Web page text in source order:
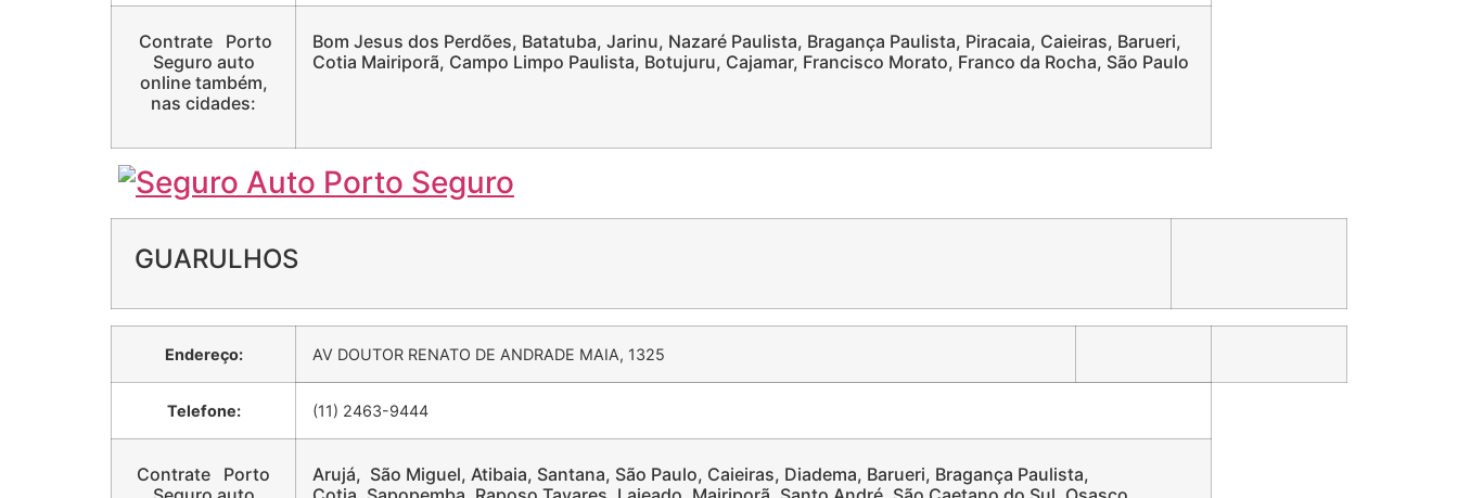
Contrate Porto
Seguro auto
online também,
nas cidades:
Bom Jesus dos Perdões, Batatuba, Jarinu, Nazaré Paulista, Bragança Paulista, Piracaia, Caieiras, Barueri,
Cotia Mairiporã, Campo Limpo Paulista, Botujuru, Cajamar, Francisco Morato, Franco da Rocha, São Paulo
GUARULHOS
Endereço: AV DOUTOR RENATO DE ANDRADE MAIA, 1325
Telefone: (11) 2463-9444
Contrate Porto
Arujá, São Miguel, Atibaia, Santana, São Paulo, Caieiras, Diadema, Barueri, Bragança Paulista,